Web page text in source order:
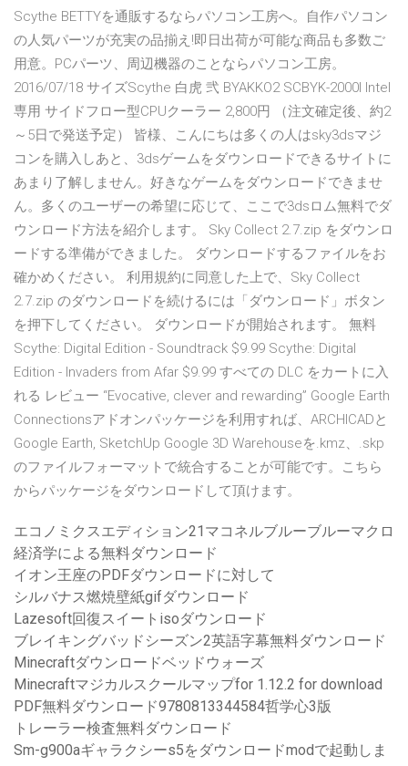
Scythe BETTYを通販するならパソコン工房へ。自作パソコン
の人気パーツが充実の品揃え!即日出荷が可能な商品も多数ご
用意。PCパーツ、周辺機器のことならパソコン工房。
2016/07/18 サイズScythe 白虎 弐 BYAKKO2 SCBYK-2000I Intel
専用 サイドフロー型CPUクーラー 2,800円 （注文確定後、約2
～5日で発送予定） 皆様、こんにちは多くの人はsky3dsマジ
コンを購入しあと、3dsゲームをダウンロードできるサイトに
あまり了解しません。好きなゲームをダウンロードできませ
ん。多くのユーザーの希望に応じて、ここで3dsロム無料でダ
ウンロード方法を紹介します。 Sky Collect 2.7.zip をダウンロ
ードする準備ができました。 ダウンロードするファイルをお
確かめください。 利用規約に同意した上で、Sky Collect
2.7.zip のダウンロードを続けるには「ダウンロード」ボタン
を押下してください。 ダウンロードが開始されます。 無料
Scythe: Digital Edition - Soundtrack $9.99 Scythe: Digital
Edition - Invaders from Afar $9.99 すべての DLC をカートに入
れる レビュー “Evocative, clever and rewarding” Google Earth
Connectionsアドオンパッケージを利用すれば、ARCHICADと
Google Earth, SketchUp Google 3D Warehouseを.kmz、.skp
のファイルフォーマットで統合することが可能です。こちら
からパッケージをダウンロードして頂けます。
エコノミクスエディション21マコネルブルーブルーマクロ
経済学による無料ダウンロード
イオン王座のPDFダウンロードに対して
シルバナス燃焼壁紙gifダウンロード
Lazesoft回復スイートisoダウンロード
ブレイキングバッドシーズン2英語字幕無料ダウンロード
Minecraftダウンロードベッドウォーズ
Minecraftマジカルスクールマップfor 1.12.2 for download
PDF無料ダウンロード9780813344584哲学心3版
トレーラー検査無料ダウンロード
Sm-g900aギャラクシーs5をダウンロードmodで起動しま